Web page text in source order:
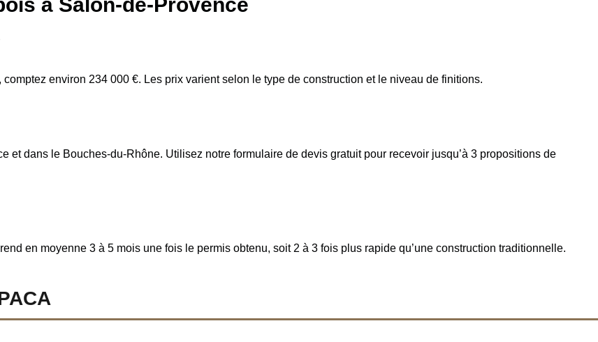
à Salon-de-Provence
environ 234 000 €. Les prix varient selon le type de construction et le niveau de finitions.
et dans le Bouches-du-Rhône. Utilisez notre formulaire de devis gratuit pour recevoir jusqu’à 3 propositions de
en moyenne 3 à 5 mois une fois le permis obtenu, soit 2 à 3 fois plus rapide qu’une construction traditionnelle.